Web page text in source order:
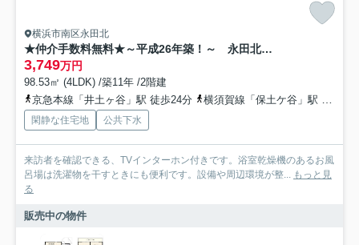
横浜市南区永田北
★仲介手数料無料★～平成26年築！～ 永田北3丁目中古戸建
3,749万円
98.53㎡ (4LDK) /築11年 /2階建
京急本線「井土ヶ谷」駅 徒歩24分
横須賀線「保土ケ谷」駅 バス18分 横浜市営バス「永田町（神奈川県）」 停歩2分
閑静な住宅地 公共下水
来訪者を確認できる、TVインターホン付きです。浴室乾燥機のあるお風
呂場は洗濯物を干すときにも便利です。設備や周辺環境が整... もっと見
る
販売中の物件